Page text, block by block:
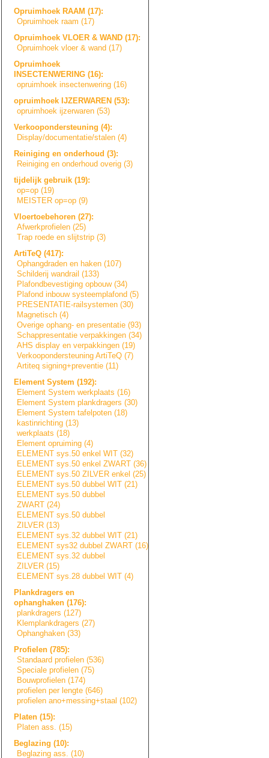
Opruimhoek RAAM (17):
Opruimhoek raam (17)
Opruimhoek VLOER & WAND (17):
Opruimhoek vloer & wand (17)
Opruimhoek
INSECTENWERING (16):
opruimhoek insectenwering (16)
opruimhoek IJZERWAREN (53):
opruimhoek ijzerwaren (53)
Verkoopondersteuning (4):
Display/documentatie/stalen (4)
Reiniging en onderhoud (3):
Reiniging en onderhoud overig (3)
tijdelijk gebruik (19):
op=op (19)
MEISTER op=op (9)
Vloertoebehoren (27):
Afwerkprofielen (25)
Trap roede en slijtstrip (3)
ArtiTeQ (417):
Ophangdraden en haken (107)
Schilderij wandrail (133)
Plafondbevestiging opbouw (34)
Plafond inbouw systeemplafond (5)
PRESENTATIE-rail systemen (30)
Magnetisch (4)
Overige ophang- en presentatie (93)
Schappresentatie verpakkingen (34)
AHS display en verpakkingen (19)
Verkoopondersteuning ArtiTeQ (7)
Artiteq signing+preventie (11)
Element System (192):
Element System werkplaats (16)
Element System plankdragers (30)
Element System tafelpoten (18)
kastinrichting (13)
werkplaats (18)
Element opruiming (4)
ELEMENT sys.50 enkel WIT (32)
ELEMENT sys.50 enkel ZWART (36)
ELEMENT sys.50 ZILVER enkel (25)
ELEMENT sys.50 dubbel WIT (21)
ELEMENT sys.50 dubbel
ZWART (24)
ELEMENT sys.50 dubbel
ZILVER (13)
ELEMENT sys.32 dubbel WIT (21)
ELEMENT sys32 dubbel ZWART (16)
ELEMENT sys.32 dubbel
ZILVER (15)
ELEMENT sys.28 dubbel WIT (4)
Plankdragers en
ophanghaken (176):
plankdragers (127)
Klemplankdragers (27)
Ophanghaken (33)
Profielen (785):
Standaard profielen (536)
Speciale profielen (75)
Bouwprofielen (174)
profielen per lengte (646)
profielen ano+messing+staal (102)
Platen (15):
Platen ass. (15)
Beglazing (10):
Beglazing ass. (10)